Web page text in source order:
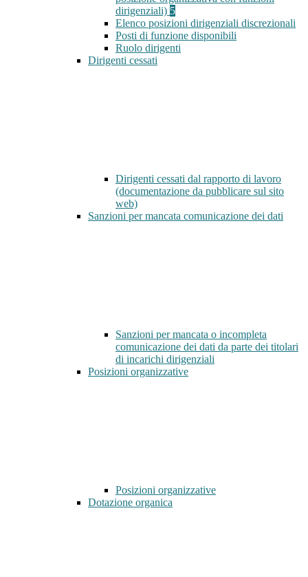
dirigenziali) 5
Elenco posizioni dirigenziali discrezionali
Posti di funzione disponibili
Ruolo dirigenti
Dirigenti cessati
Dirigenti cessati dal rapporto di lavoro
(documentazione da pubblicare sul sito
web)
Sanzioni per mancata comunicazione dei dati
Sanzioni per mancata o incompleta
comunicazione dei dati da parte dei titolari
di incarichi dirigenziali
Posizioni organizzative
Posizioni organizzative
Dotazione organica